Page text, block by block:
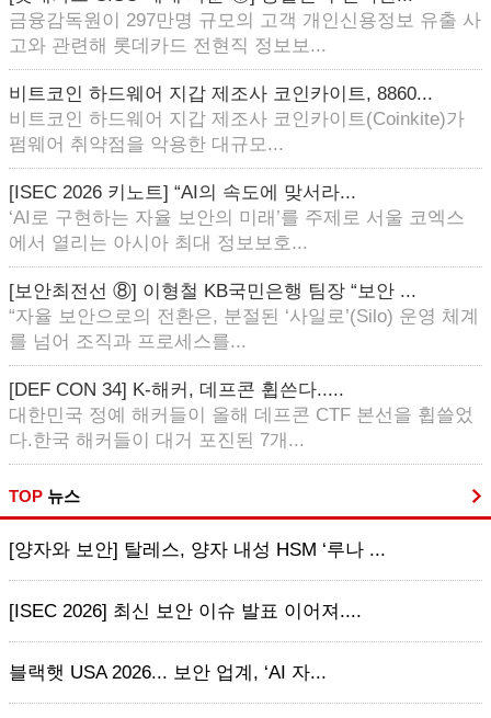
금융감독원이 297만명 규모의 고객 개인신용정보 유출 사
고와 관련해 롯데카드 전현직 정보보...
비트코인 하드웨어 지갑 제조사 코인카이트, 8860...
비트코인 하드웨어 지갑 제조사 코인카이트(Coinkite)가
펌웨어 취약점을 악용한 대규모...
[ISEC 2026 키노트] “AI의 속도에 맞서라...
‘AI로 구현하는 자율 보안의 미래’를 주제로 서울 코엑스
에서 열리는 아시아 최대 정보보호...
[보안최전선 ⑧] 이형철 KB국민은행 팀장 “보안 ...
“자율 보안으로의 전환은, 분절된 ‘사일로’(Silo) 운영 체계
를 넘어 조직과 프로세스를...
[DEF CON 34] K-해커, 데프콘 휩쓴다.....
대한민국 정예 해커들이 올해 데프콘 CTF 본선을 휩쓸었
다.한국 해커들이 대거 포진된 7개...
TOP 뉴스
[양자와 보안] 탈레스, 양자 내성 HSM ‘루나 ...
[ISEC 2026] 최신 보안 이슈 발표 이어져....
블랙햇 USA 2026... 보안 업계, ‘AI 자...